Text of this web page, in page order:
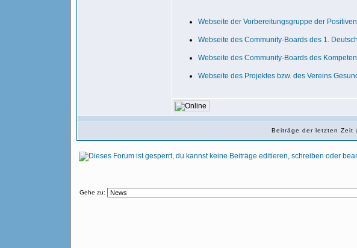
Webseite der Vorbereitungsgruppe der
Webseite des Community-Boards des 1.
Webseite des Community-Boards des
Webseite des Projektes bzw. des Vereins
Beiträge der letzten Zeit
Gehe zu: